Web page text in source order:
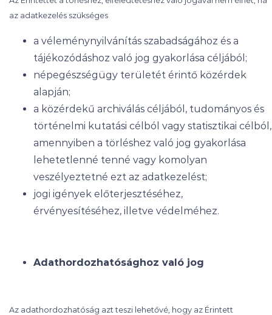
az adatkezelés szükséges
a véleménynyilvánítás szabadságához és a
tájékozódáshoz való jog gyakorlása céljából;
népegészségügy területét érintő közérdek
alapján;
a közérdekű archiválás céljából, tudományos és
történelmi kutatási célból vagy statisztikai célból,
amennyiben a törléshez való jog gyakorlása
lehetetlenné tenné vagy komolyan
veszélyeztetné ezt az adatkezelést;
jogi igények előterjesztéséhez,
érvényesítéséhez, illetve védelméhez.
Adathordozhatósághoz való jog
Az adathordozhatóság azt teszi lehetővé, hogy az Érintett